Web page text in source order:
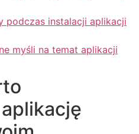
podczas instalacji aplikacji
myśli na temat aplikacji